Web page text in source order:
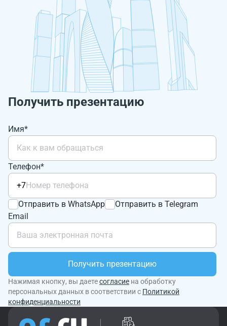
Получить презентацию
Имя*
Телефон*
+7
Отправить в WhatsApp
Отправить в Telegram
Email
Получить презентацию
Нажимая кнопку, вы даетесогласие на обработку
персональных данных в соответствии с Политикой
конфиденциальности